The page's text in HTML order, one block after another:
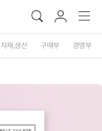
자재,생산 구매부 경영부